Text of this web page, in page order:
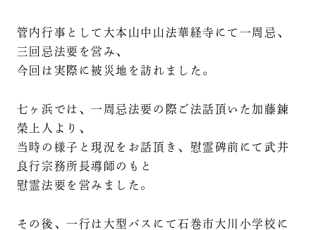
管内行事として大本山中山法華経寺にて一周忌、
三回忌法要を営み、
今回は実際に被災地を訪れました。
七ヶ浜では、一周忌法要の際ご法話頂いた加藤錬
榮上人より、
当時の様子と現況をお話頂き、慰霊碑前にて武井
良行宗務所長導師のもと
慰霊法要を営みました。
その後、一行は大型バスにて石巻市大川小学校に